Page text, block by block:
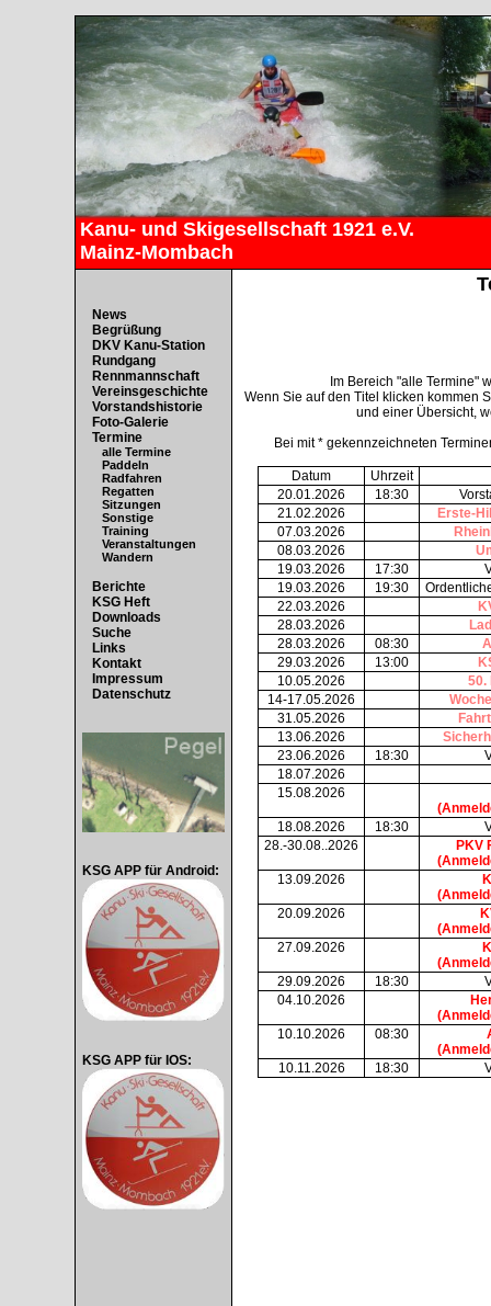
Kanu- und Skigesellschaft 1921 e.V.
Mainz-Mombach
News
Begrüßung
DKV Kanu-Station
Rundgang
Rennmannschaft
Vereinsgeschichte
Vorstandshistorie
Foto-Galerie
Termine
alle Termine
Paddeln
Radfahren
Regatten
Sitzungen
Sonstige
Training
Veranstaltungen
Wandern
Berichte
KSG Heft
Downloads
Suche
Links
Kontakt
Impressum
Datenschutz
KSG APP für Android:
KSG APP für IOS:
Im Bereich "alle Termine"
Wenn Sie auf den Titel klicken kommen
und einer Übersicht,
Bei mit * gekennzeichneten
Datum
Uhrzeit
20.01.2026
18:30
21.02.2026
Erste-
07.03.2026
08.03.2026
19.03.2026
17:30
19.03.2026
19:30
22.03.2026
28.03.2026
28.03.2026
08:30
29.03.2026
13:00
10.05.2026
50.
14-17.05.2026
31.05.2026
13.06.2026
23.06.2026
18:30
18.07.2026
15.08.2026
18.08.2026
18:30
28.-30.08..2026
PKV
13.09.2026
20.09.2026
27.09.2026
29.09.2026
18:30
04.10.2026
10.10.2026
08:30
10.11.2026
18:30